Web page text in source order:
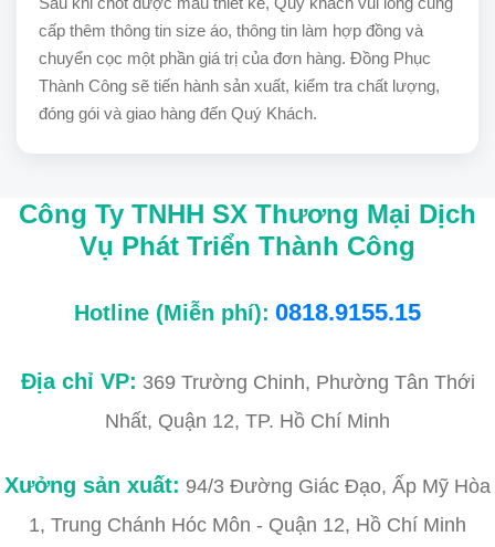
cấp thêm thông tin size áo, thông tin làm hợp đồng và
chuyển cọc một phần giá trị của đơn hàng. Đồng Phục
Thành Công sẽ tiến hành sản xuất, kiểm tra chất lượng,
đóng gói và giao hàng đến Quý Khách.
Công Ty TNHH SX Thương Mại Dịch
Vụ Phát Triển Thành Công
Hotline (Miễn phí): 0818.9155.15
Địa chỉ VP: 369 Trường Chinh, Phường Tân Thới
Nhất, Quận 12, TP. Hồ Chí Minh
Xưởng sản xuất: 94/3 Đường Giác Đạo, Ấp Mỹ Hòa
1, Trung Chánh Hóc Môn - Quận 12, Hồ Chí Minh